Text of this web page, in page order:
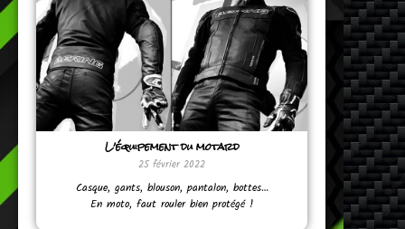
L’équipement du motard
25 février 2022
Casque, gants, blouson, pantalon, bottes…
En moto, faut rouler bien protégé !